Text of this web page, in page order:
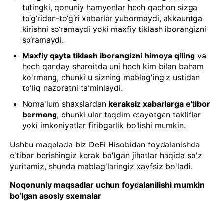
tutingki, qonuniy hamyonlar hech qachon sizga
to‘g‘ridan-to‘g‘ri xabarlar yubormaydi, akkauntga
kirishni so‘ramaydi yoki maxfiy tiklash iborangizni
so‘ramaydi.
Maxfiy qayta tiklash iborangizni himoya qiling va
hech qanday sharoitda uni hech kim bilan baham
ko'rmang, chunki u sizning mablag'ingiz ustidan
to'liq nazoratni ta'minlaydi.
Noma'lum shaxslardan keraksiz xabarlarga e'tibor
bermang, chunki ular taqdim etayotgan takliflar
yoki imkoniyatlar firibgarlik bo'lishi mumkin.
Ushbu maqolada biz DeFi Hisobidan foydalanishda
e'tibor berishingiz kerak bo'lgan jihatlar haqida so'z
yuritamiz, shunda mablag'laringiz xavfsiz bo'ladi.
Noqonuniy maqsadlar uchun foydalanilishi mumkin
bo‘lgan asosiy sxemalar